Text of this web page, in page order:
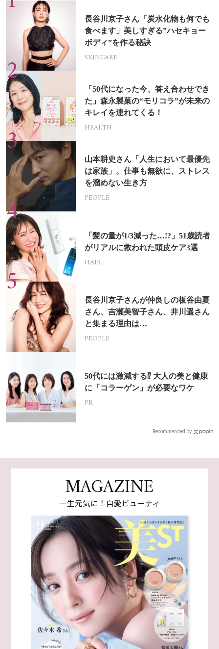
長谷川京子さん「炭水化物も何でも
食べます」美しすぎる”ハセキョー
ボディ”を作る秘訣
SKINCARE
「50代になった今、答え合わせでき
た」森永製菓の“モリコラ”が未来の
キレイを連れてくる！
HEALTH
山本耕史さん「人生において最優先
は家族」。仕事も無欲に、ストレス
を溜めない生き方
PEOPLE
「髪の量が1/3減った…!?」51歳読者
がリアルに救われた頭皮ケア3選
HAIR
長谷川京子さんが仲良しの板谷由夏
さん、吉瀬美智子さん、井川遥さん
と集まる理由は…
PEOPLE
50代には激減する⁉ 大人の美と健康
に「コラーゲン」が必要なワケ
PR
Recommended by
MAGAZINE
一生元気に！自愛ビューティ